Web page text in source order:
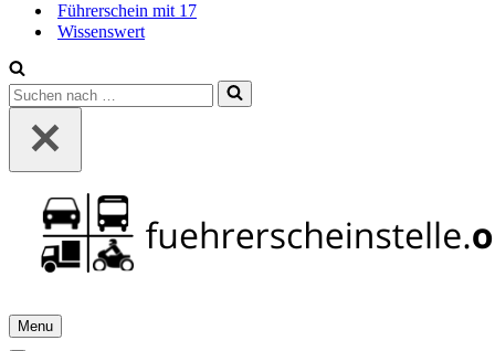
Führerschein mit 17
Wissenswert
Suchen
nach …
Menu
Navigationsmenü